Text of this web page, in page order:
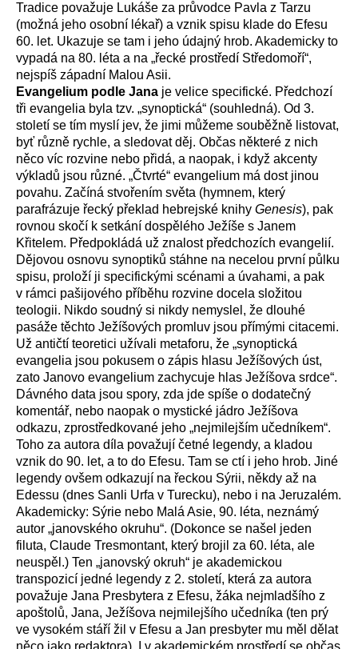
Tradice považuje Lukáše za průvodce Pavla z Tarzu
(možná jeho osobní lékař) a vznik spisu klade do Efesu
60. let. Ukazuje se tam i jeho údajný hrob. Akademicky to
vypadá na 80. léta a na „řecké prostředí Středomoří“,
nejspíš západní Malou Asii.
Evangelium podle Jana je velice specifické. Předchozí
tři evangelia byla tzv. „synoptická“ (souhledná). Od 3.
století se tím myslí jev, že jimi můžeme souběžně listovat,
byť různě rychle, a sledovat děj. Občas některé z nich
něco víc rozvine nebo přidá, a naopak, i když akcenty
výkladů jsou různé. „Čtvrté“ evangelium má dost jinou
povahu. Začíná stvořením světa (hymnem, který
parafrázuje řecký překlad hebrejské knihy Genesis), pak
rovnou skočí k setkání dospělého Ježíše s Janem
Křitelem. Předpokládá už znalost předchozích evangelií.
Dějovou osnovu synoptiků stáhne na necelou první půlku
spisu, proloží ji specifickými scénami a úvahami, a pak
v rámci pašijového příběhu rozvine docela složitou
teologii. Nikdo soudný si nikdy nemyslel, že dlouhé
pasáže těchto Ježíšových promluv jsou přímými citacemi.
Už antičtí teoretici užívali metaforu, že „synoptická
evangelia jsou pokusem o zápis hlasu Ježíšových úst,
zato Janovo evangelium zachycuje hlas Ježíšova srdce“.
Dávného data jsou spory, zda jde spíše o dodatečný
komentář, nebo naopak o mystické jádro Ježíšova
odkazu, zprostředkované jeho „nejmilejším učedníkem“.
Toho za autora díla považují četné legendy, a kladou
vznik do 90. let, a to do Efesu. Tam se ctí i jeho hrob. Jiné
legendy ovšem odkazují na řeckou Sýrii, někdy až na
Edessu (dnes Sanli Urfa v Turecku), nebo i na Jeruzalém.
Akademicky: Sýrie nebo Malá Asie, 90. léta, neznámý
autor „janovského okruhu“. (Dokonce se našel jeden
filuta, Claude Tresmontant, který brojil za 60. léta, ale
neuspěl.) Ten „janovský okruh“ je akademickou
transpozicí jedné legendy z 2. století, která za autora
považuje Jana Presbytera z Efesu, žáka nejmladšího z
apoštolů, Jana, Ježíšova nejmilejšího učedníka (ten prý
ve vysokém stáří žil v Efesu a Jan presbyter mu měl dělat
něco jako redaktora). I v akademickém prostředí se občas